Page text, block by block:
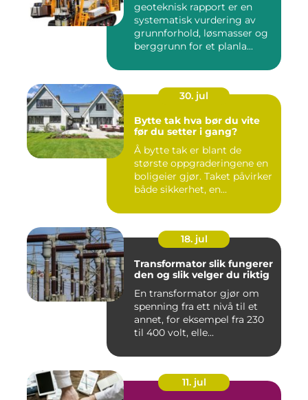
geoteknisk rapport er en
systematisk vurdering av
grunnforhold, løsmasser og
berggrunn for et planla...
30. jul
Bytte tak hva bør du vite
før du setter i gang?
Å bytte tak er blant de
største oppgraderingene en
boligeier gjør. Taket påvirker
både sikkerhet, en...
18. jul
Transformator slik fungerer
den og slik velger du riktig
En transformator gjør om
spenning fra ett nivå til et
annet, for eksempel fra 230
til 400 volt, elle...
11. jul